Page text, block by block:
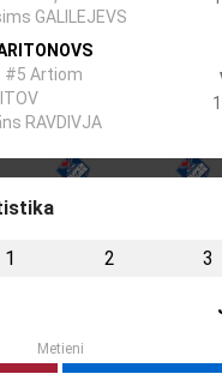
GALILEJEVS
#5 Artiom
RAVDIVJA
1 2 3
Metieni